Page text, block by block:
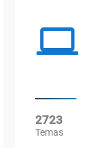
2723
Temas